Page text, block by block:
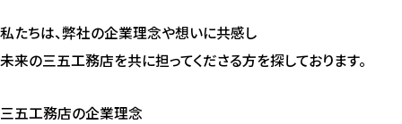
私たちは、弊社の企業理念や想いに共感し
未来の三五工務店を共に担ってくださる方を探しております。
三五工務店の企業理念